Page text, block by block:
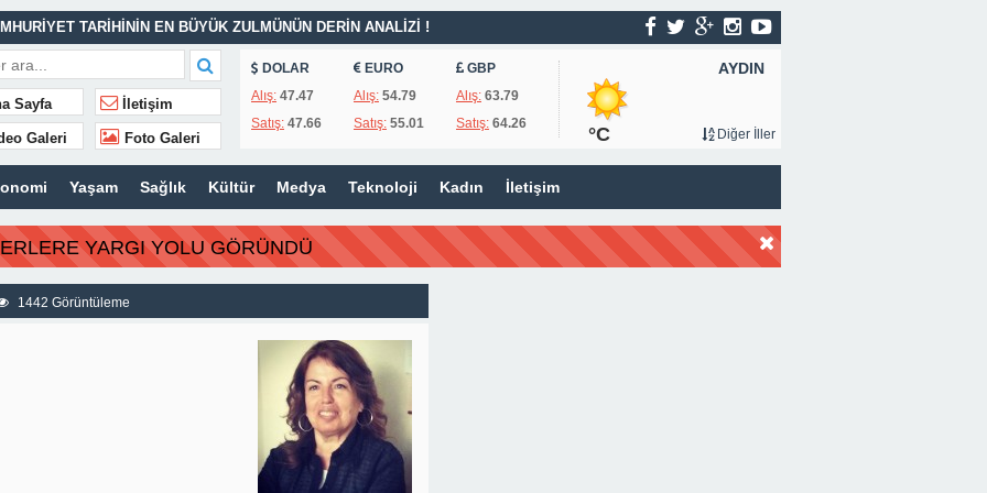
TARİHİNİN EN BÜYÜK ZULMÜNÜN DERİN ANALİZİ !
UNUTULMADI
– 42 “Kırık Şehirlerin Çocukları”
SONU !
Sayfa İletişim
Galeri Foto Galeri
DOLAR
Alış: 47.47
Satış: 47.66
EURO
Alış:54.79
Satış:55.01
GBP
Alış:63.79
Satış:64.26
AYDIN
°C Diğer İller
Yaşam Sağlık Kültür Medya Teknoloji Kadın İletişim
YARGI YOLU GÖRÜNDÜ
1442 Görüntüleme